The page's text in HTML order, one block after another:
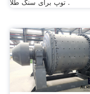
توپ برای سنگ طلا .